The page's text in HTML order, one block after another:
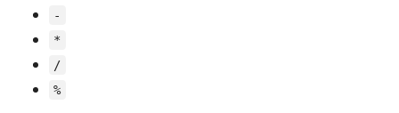
-
*
/
%